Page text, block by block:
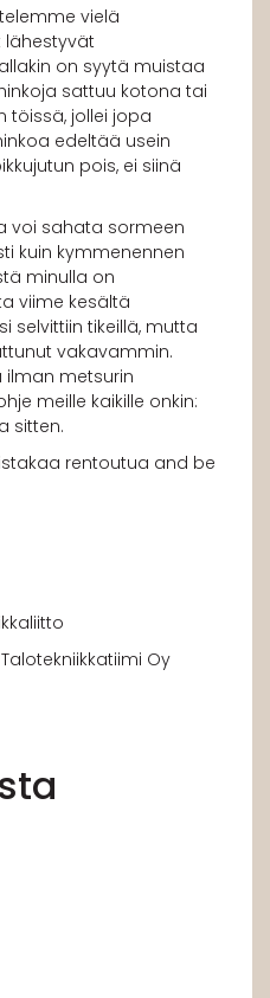
vielä
on syytä muistaa
sattuu kotona tai
töissä, jollei jopa
edeltää usein
pois, ei siinä
voi sahata sormeen
kuin kymmenennen
minulla on
viime kesältä
selvittiin tikeillä, mutta
vakavammin.
ilman metsurin
meille kaikille onkin:
sitten.
rentoutua and be
Oy